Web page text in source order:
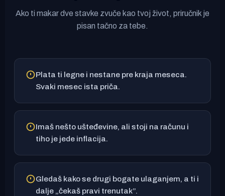
Ako ti makar dve stavke zvuče kao tvoj život, priručnik je
pisan tačno za tebe.
Plata ti legne i nestane pre kraja meseca.
Svaki mesec ista priča.
Imaš nešto ušteđevine, ali stoji na računu i
tiho je jede inflacija.
Gledaš kako se drugi bogate ulaganjem, a ti i
dalje „čekaš pravi trenutak”.